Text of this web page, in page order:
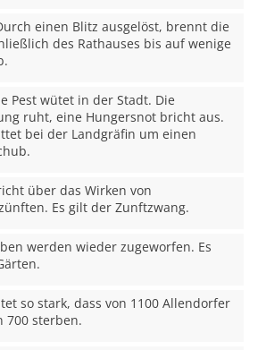
einen Blitz ausgelöst, brennt die
des Rathauses bis auf wenige
Pest wütet in der Stadt. Die
ruht, eine Hungersnot bricht aus.
bei der Landgräfin um einen
über das Wirken von
Es gilt der Zunftzwang.
werden wieder zugeworfen. Es
so stark, dass von 1100 Allendorfer
700 sterben.